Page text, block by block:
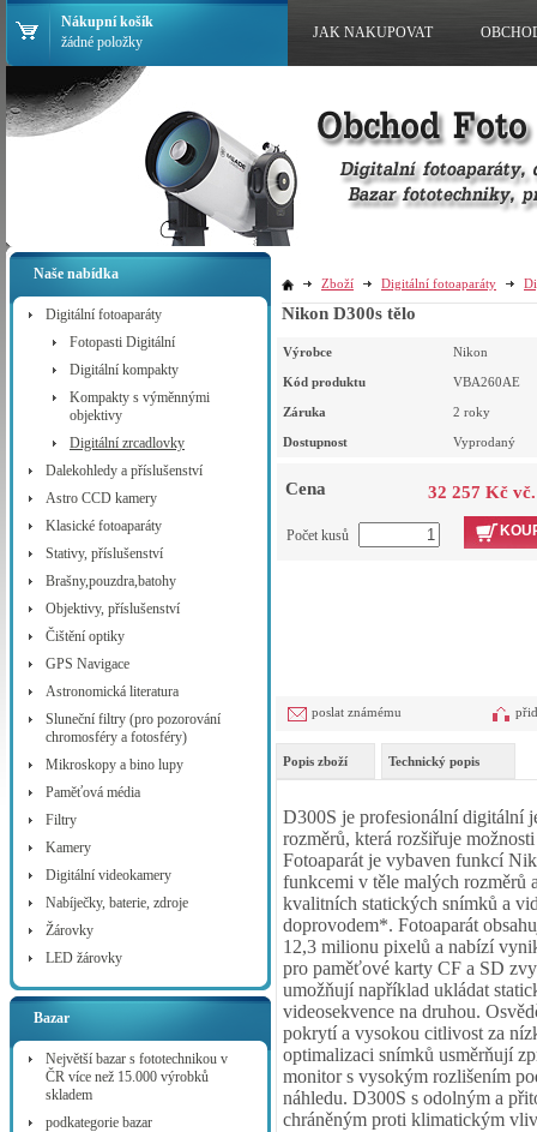
Naše nabídka
Digitální fotoaparáty
Fotopasti Digitální
Digitální kompakty
Kompakty s výměnnými
objektivy
Digitální zrcadlovky
Dalekohledy a příslušenství
Astro CCD kamery
Klasické fotoaparáty
Stativy, příslušenství
Brašny,pouzdra,batohy
Objektivy, příslušenství
Čištění optiky
GPS Navigace
Astronomická literatura
Sluneční filtry (pro pozorování
chromosféry a fotosféry)
Mikroskopy a bino lupy
Paměťová média
Filtry
Kamery
Digitální videokamery
Nabíječky, baterie, zdroje
Žárovky
LED žárovky
Bazar
Největší bazar s fototechnikou v
ČR více než 15.000 výrobků
skladem
podkategorie bazar
Zboží Digitální fotoaparáty
Nikon D300s tělo
Výrobce Nikon
Kód produktu VBA260AE
Záruka 2 roky
Dostupnost Vyprodaný
Cena 32 257 Kč
Počet kusů
poslat známému
Popis zboží Technický popis
D300S je profesionální digitální
rozměrů, která rozšiřuje
Fotoaparát je vybaven funkcí
funkcemi v těle malých rozměrů
kvalitních statických snímků a
doprovodem*. Fotoaparát
12,3 milionu pixelů a nabízí
pro paměťové karty CF a SD
umožňují například ukládat
videosekvence na druhou.
pokrytí a vysokou citlivost za
optimalizaci snímků usměrňují
monitor s vysokým rozlišením
náhledu. D300S s odolným a
chráněným proti klimatickým
Nákupní košík
žádné položky
JAK NAKUPOVAT